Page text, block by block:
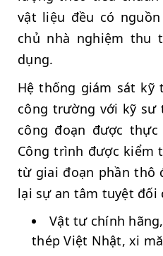
vật liệu đều có
chủ nhà nghiệm thu
dụng.
Hệ thống giám sát kỹ
công trường với kỹ sư
công đoạn được
Công trình được kiểm
từ giai đoạn phần thô
lại sự an tâm tuyệt đối
Vật tư chính
thép Việt Nhật, xi